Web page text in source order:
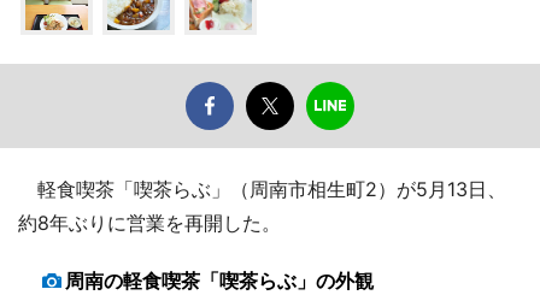
軽食喫茶「喫茶らぶ」（周南市相生町2）が5月13日、
約8年ぶりに営業を再開した。
周南の軽食喫茶「喫茶らぶ」の外観